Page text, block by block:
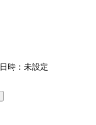
日時：未設定